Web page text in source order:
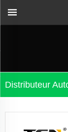
Distributeur